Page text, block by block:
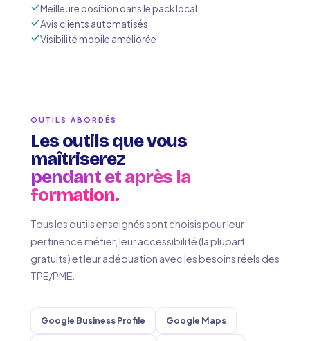
Meilleure position dans le pack local
Avis clients automatisés
Visibilité mobile améliorée
OUTILS ABORDÉS
Les outils que vous
maîtriserez
pendant et après la
formation.
Tous les outils enseignés sont choisis pour leur
pertinence métier, leur accessibilité (la plupart
gratuits) et leur adéquation avec les besoins réels des
TPE/PME.
Google Business Profile Google Maps